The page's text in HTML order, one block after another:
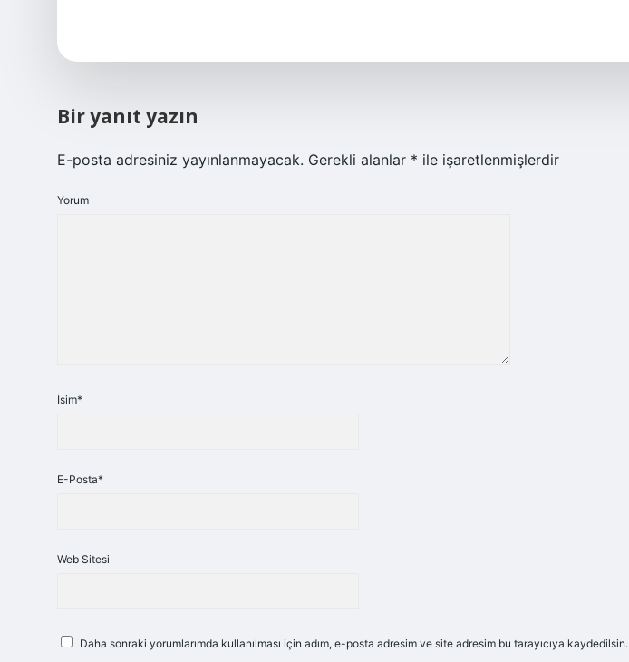
Bir yanıt yazın
E-posta adresiniz yayınlanmayacak. Gerekli alanlar * ile işaretlenmişlerdir
Yorum
İsim*
E-Posta*
Web Sitesi
Daha sonraki yorumlarımda kullanılması için adım, e-posta adresim ve site adresim bu tarayıcıya kaydedilsin.